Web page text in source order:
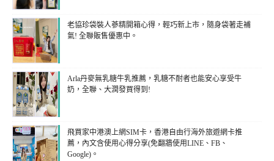
老協珍袋裝人蔘精開箱心得，輕巧新上市，隨身袋著走補
氣! 全聯販售優惠中。
Arla丹麥無乳糖牛乳推薦，乳糖不耐者也能安心享受牛
奶，全聯、大潤發買得到!
飛買家中港澳上網SIM卡，香港自由行海外旅遊網卡推
薦，內文含使用心得分享(免翻牆使用LINE、FB、
Google)。